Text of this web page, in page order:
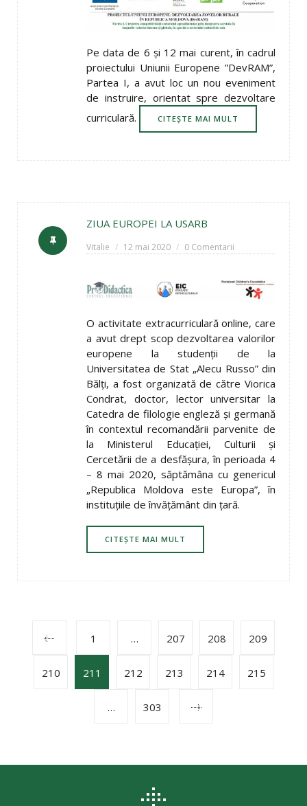
Pe data de 6 și 12 mai curent, în cadrul
proiectului Uniunii Europene ”DevRAM”,
Partea I, a avut loc un nou eveniment
de instruire, orientat spre dezvoltare
curriculară.
CITEȘTE MAI MULT
ZIUA EUROPEI LA USARB
Vitalie 12 mai 2020 0 Comentarii
O activitate extracurriculară online, care
a avut drept scop dezvoltarea valorilor
europene la studenții de la
Universitatea de Stat „Alecu Russo” din
Bălți, a fost organizată de către Viorica
Condrat, doctor, lector universitar la
Catedra de filologie engleză și germană
în contextul recomandării parvenite de
la Ministerul Educației, Culturii și
Cercetării de a desfășura, în perioada 4
– 8 mai 2020, săptămâna cu genericul
„Republica Moldova este Europa”, în
instituțiile de învățământ din țară.
CITEȘTE MAI MULT
POSTS
NAVIGATION
1 … 207 208 209
210 211 212 213 214 215
… 303